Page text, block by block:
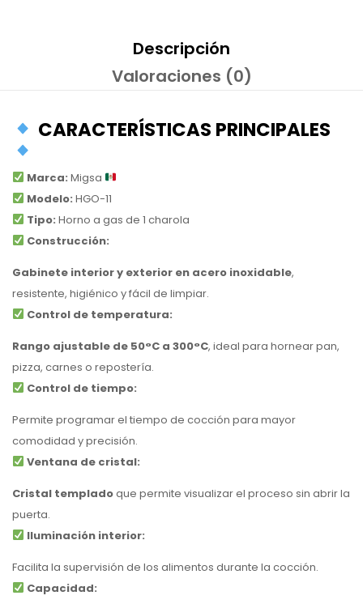
Descripción
Valoraciones (0)
CARACTERÍSTICAS PRINCIPALES
Marca: Migsa
Modelo: HGO-11
Tipo: Horno a gas de 1 charola
Construcción:
Gabinete interior y exterior en acero inoxidable,
resistente, higiénico y fácil de limpiar.
Control de temperatura:
Rango ajustable de 50°C a 300°C, ideal para hornear pan,
pizza, carnes o repostería.
Control de tiempo:
Permite programar el tiempo de cocción para mayor
comodidad y precisión.
Ventana de cristal:
Cristal templadoque permite visualizar el proceso sin abrir la
puerta.
Iluminación interior:
Facilita la supervisión de los alimentos durante la cocción.
Capacidad: